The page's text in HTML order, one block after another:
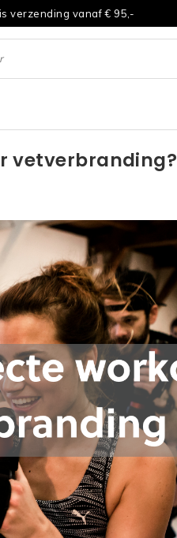
verzending vanaf € 95,-
vetverbranding?